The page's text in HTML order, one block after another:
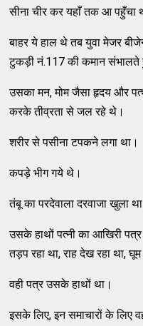
सीना चीर कर यहाँ तक आ पहुँचा
बाहर ये हाल थे तब युवा मेजर
टुकड़ी नं.117 की कमान संभालते
उसका मन, मोम जैसा हृदय और
करके तीव्रता से जल रहे थे।
शरीर से पसीना टपकने लगा था।
कपड़े भीग गये थे।
तंबू का परदेवाला दरवाजा खुला
उसके हाथों पत्नी का आखिरी
तड़प रहा था, राह देख रहा था,
वही पत्र उसके हाथों था।
इसके लिए, इन समाचारों के लिए